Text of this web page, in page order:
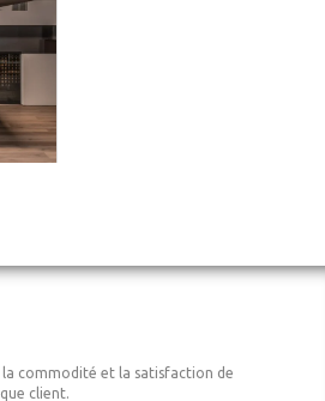
la commodité et la satisfaction de
client.